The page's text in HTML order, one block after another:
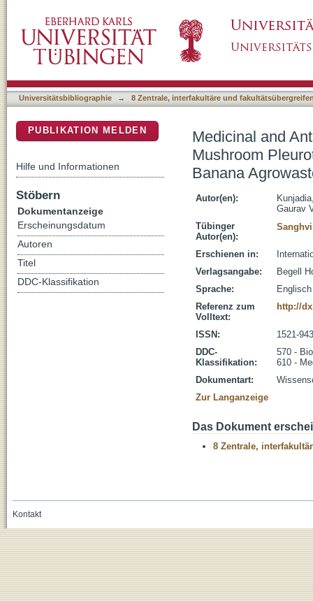
(Higher Basidiomycetes) Cultivated on
Universitätsbibliographie → 8 Zentrale, interfakultäre und
Medicinal and
Mushroom
Banana
Autor(en):
Gaurav
Tübinger
Autor(en):
Erschienen in:
Verlagsangabe:
Begell
Sprache:
Englisch
Referenz zum
Volltext:
http://
ISSN:
1521-
DDC-
Klassifikation:
570 -
610 -
Dokumentart:
Zur Langanzeige
Das Dokument
8 Zentrale,
PUBLIKATION MELDEN
Hilfe und Informationen
Stöbern
Dokumentanzeige
Erscheinungsdatum
Autoren
Titel
DDC-Klassifikation
Kontakt